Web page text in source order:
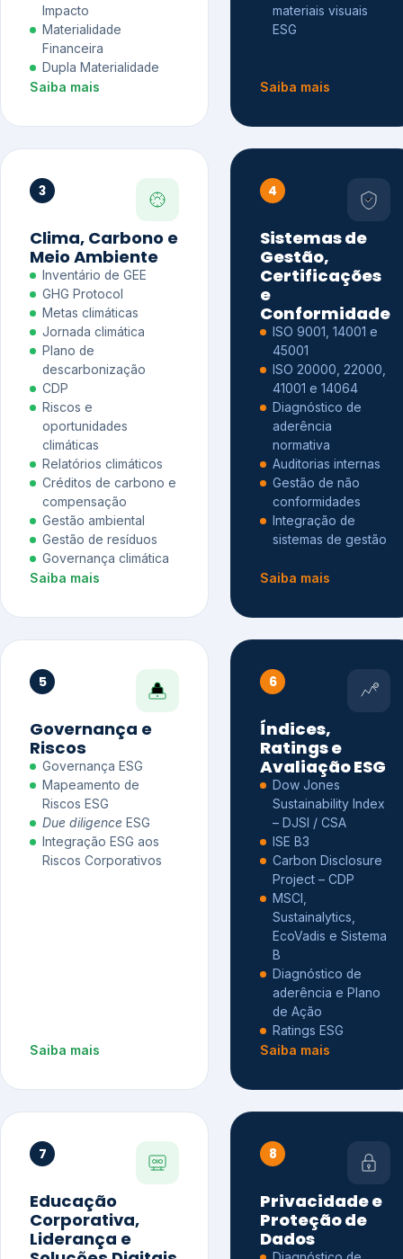
Impacto
Materialidade
Financeira
Dupla Materialidade
Saiba mais
materiais visuais
ESG
Saiba mais
3
Clima, Carbono e
Meio Ambiente
Inventário de GEE
GHG Protocol
Metas climáticas
Jornada climática
Plano de
descarbonização
CDP
Riscos e
oportunidades
climáticas
Relatórios climáticos
Créditos de carbono e
compensação
Gestão ambiental
Gestão de resíduos
Governança climática
Saiba mais
4
Sistemas de
Gestão,
Certificações
e
Conformidade
ISO 9001, 14001 e
45001
ISO 20000, 22000,
41001 e 14064
Diagnóstico de
aderência
normativa
Auditorias internas
Gestão de não
conformidades
Integração de
sistemas de gestão
Saiba mais
5
Governança e
Riscos
Governança ESG
Mapeamento de
Riscos ESG
Due diligence ESG
Integração ESG aos
Riscos Corporativos
Saiba mais
6
Índices,
Ratings e
Avaliação ESG
Dow Jones
Sustainability Index
– DJSI / CSA
ISE B3
Carbon Disclosure
Project – CDP
MSCI,
Sustainalytics,
EcoVadis e Sistema
B
Diagnóstico de
aderência e Plano
de Ação
Ratings ESG
Saiba mais
7
Educação
Corporativa,
Liderança e
8
Privacidade e
Proteção de
Dados